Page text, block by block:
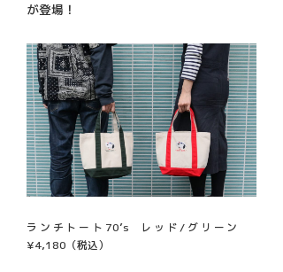
が登場！
ランチトート70’s レッド/グリーン
¥4,180（税込）